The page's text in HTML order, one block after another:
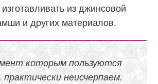
из джинсовой
и других материалов.
которым пользуются
неисчерпаем.